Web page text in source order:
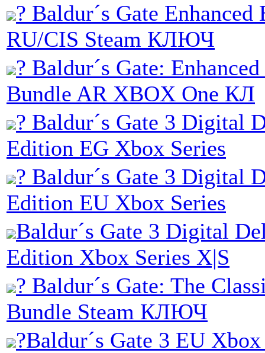
? Baldur´s Gate Enhanced
RU/CIS Steam КЛЮЧ
? Baldur´s Gate:
Bundle AR XBOX One КЛ
? Baldur´s Gate 3 Digital
Edition EG Xbox Series
? Baldur´s Gate 3 Digital
Edition EU Xbox Series
Baldur´s Gate 3 Digital
Edition Xbox Series X|S
? Baldur´s Gate: The
Bundle Steam КЛЮЧ
?Baldur´s Gate 3 EU